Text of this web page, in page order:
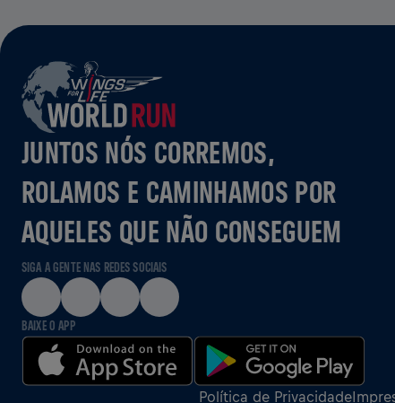
JUNTOS NÓS CORREMOS,
ROLAMOS E CAMINHAMOS POR
AQUELES QUE NÃO CONSEGUEM
SIGA A GENTE NAS REDES SOCIAIS
BAIXE O APP
Política de Privacidade